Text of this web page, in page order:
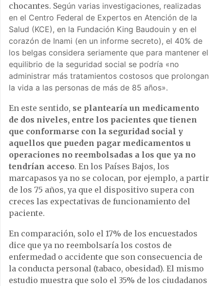
chocantes. Según varias investigaciones, realizadas
en el Centro Federal de Expertos en Atención de la
Salud (KCE), en la Fundación King Baudouin y en el
corazón de Inami (en un informe secreto), el 40% de
los belgas considera seriamente que para mantener el
equilibrio de la seguridad social se podría «no
administrar más tratamientos costosos que prolongan
la vida a las personas de más de 85 años».
En este sentido, se plantearía un medicamento
de dos niveles, entre los pacientes que tienen
que conformarse con la seguridad social y
aquellos que pueden pagar medicamentos u
operaciones no reembolsadas a los que ya no
tendrían acceso. En los Países Bajos, los
marcapasos ya no se colocan, por ejemplo, a partir
de los 75 años, ya que el dispositivo supera con
creces las expectativas de funcionamiento del
paciente.
En comparación, solo el 17% de los encuestados
dice que ya no reembolsaría los costos de
enfermedad o accidente que son consecuencia de
la conducta personal (tabaco, obesidad). El mismo
estudio muestra que solo el 35% de los ciudadanos